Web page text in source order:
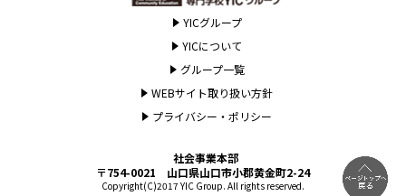
YICグループ
YICについて
グループ一覧
WEBサイト取り扱い方針
プライバシー・ポリシー
社会事業本部
〒754-0021 山口県山口市小郡黄金町2-24
Copyright(C)2017 YIC Group. All rights reserved.